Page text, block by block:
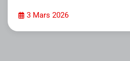
3 Mars 2026